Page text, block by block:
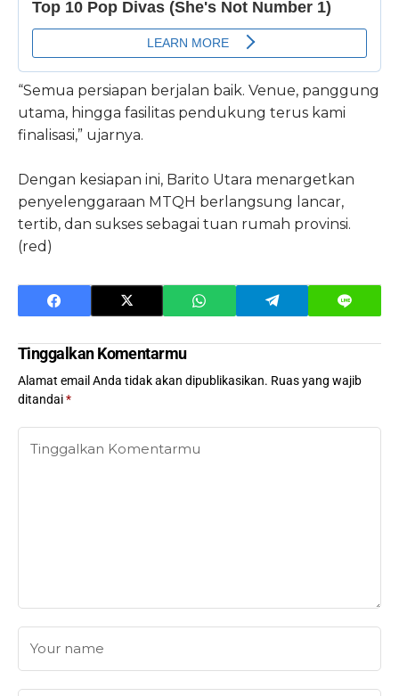
“Semua persiapan berjalan baik. Venue, panggung
utama, hingga fasilitas pendukung terus kami
finalisasi,” ujarnya.
Dengan kesiapan ini, Barito Utara menargetkan
penyelenggaraan MTQH berlangsung lancar,
tertib, dan sukses sebagai tuan rumah provinsi.
(red)
Tinggalkan Komentarmu
Alamat email Anda tidak akan dipublikasikan. Ruas yang wajib
ditandai*